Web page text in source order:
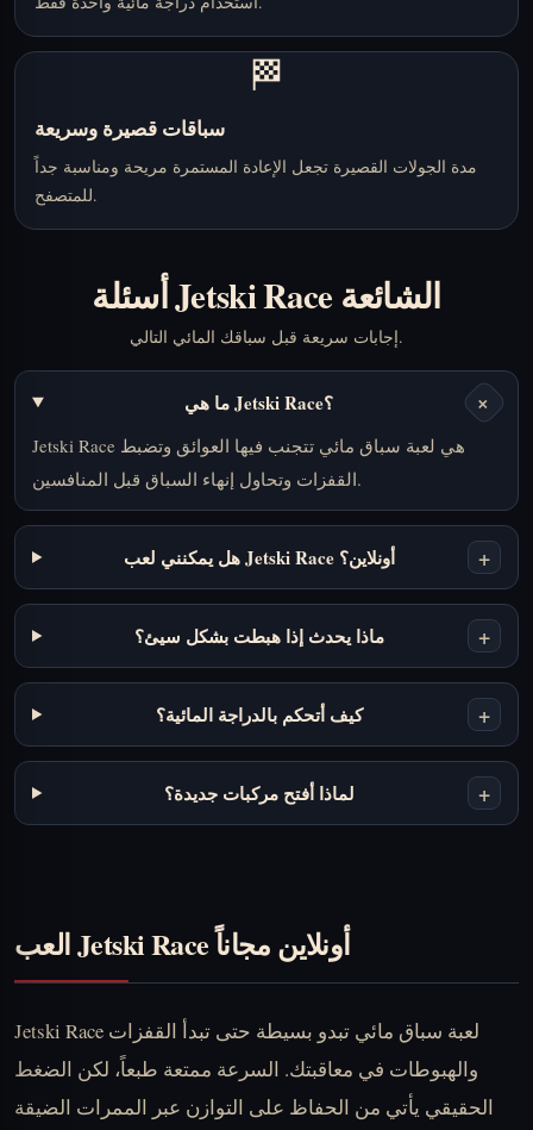
🏁
سباقات قصيرة وسريعة
مدة الجولات القصيرة تجعل الإعادة المستمرة مريحة ومناسبة جداً
للمتصفح.
أسئلة Jetski Race الشائعة
إجابات سريعة قبل سباقك المائي التالي.
ما هي Jetski Race؟ +
Jetski Race هي لعبة سباق مائي تتجنب فيها العوائق وتضبط
القفزات وتحاول إنهاء السباق قبل المنافسين.
هل يمكنني لعب Jetski Race أونلاين؟ +
ماذا يحدث إذا هبطت بشكل سيئ؟ +
كيف أتحكم بالدراجة المائية؟ +
لماذا أفتح مركبات جديدة؟ +
العب Jetski Race أونلاين مجاناً
Jetski Race لعبة سباق مائي تبدو بسيطة حتى تبدأ القفزات
والهبوطات في معاقبتك. السرعة ممتعة طبعاً، لكن الضغط
الحقيقي يأتي من الحفاظ على التوازن عبر الممرات الضيقة